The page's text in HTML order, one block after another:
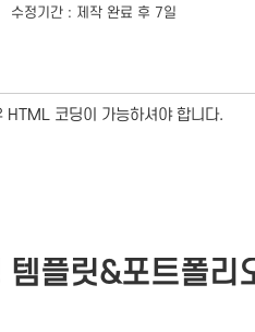
수정기간 : 제작 완료 후 7일
HTML 코딩이 가능하셔야 합니다.
템플릿&포트폴리